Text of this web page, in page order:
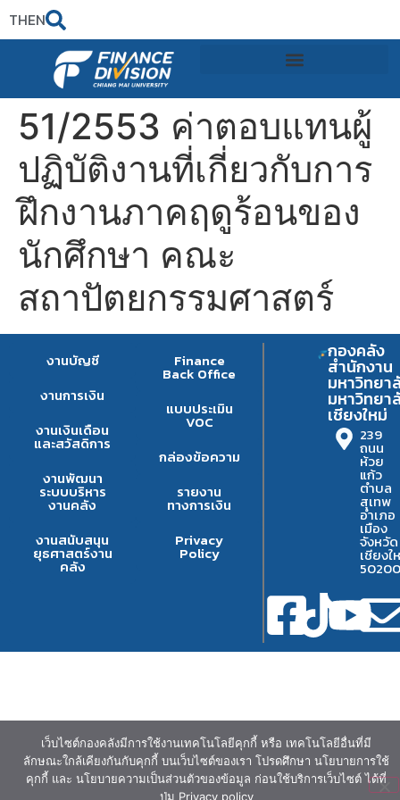
THEN
51/2553 ค่าตอบแทนผู้
ปฏิบัติงานที่เกี่ยวกับการ
ฝึกงานภาคฤดูร้อนของ
นักศึกษา คณะ
สถาปัตยกรรมศาสตร์
งานบัญชี
งานการเงิน
งานเงินเดือน
และสวัสดิการ
งานพัฒนา
ระบบบริหาร
งานคลัง
งานสนับสนุน
ยุธศาสตร์งาน
คลัง
Finance
Back Office
แบบประเมิน
VOC
กล่องข้อความ
รายงาน
ทางการเงิน
Privacy
Policy
กองคลัง
สำนักงาน
มหาวิทยา
มหาวิทยา
เชียงใหม่
239
ถนน
ห้วย
แก้ว
ตำบล
สุเทพ
อำเภอ
เมือง
จังหวัด
เชียงใ
50200
เว็บไซต์กองคลังมีการใช้งานเทคโนโลยีคุกกี้ หรือ เทคโนโลยีอื่นที่มี
ลักษณะใกล้เคียงกันกับคุกกี้ บนเว็บไซต์ของเรา โปรดศึกษา นโยบายการใช้
คุกกี้ และ นโยบายความเป็นส่วนตัวของข้อมูล ก่อนใช้บริการเว็บไซต์ ได้ที่
ปุ่ม Privacy policy